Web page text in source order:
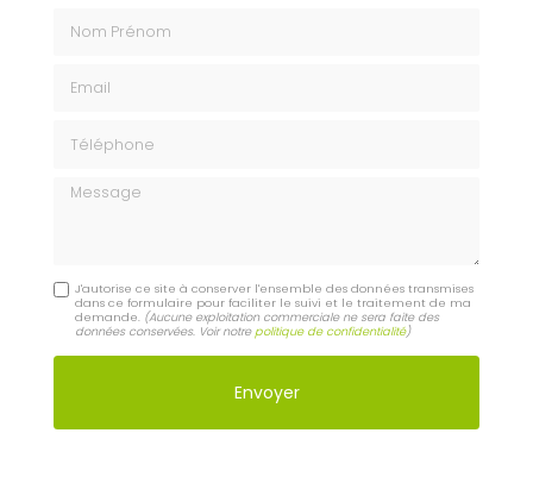
Message
J'autorise ce site à conserver l'ensemble des données transmises
dans ce formulaire pour faciliter le suivi et le traitement de ma
demande. (Aucune exploitation commerciale ne sera faite des
données conservées. Voir notrepolitique de confidentialité)